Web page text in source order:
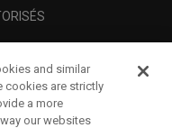
and similar
cookies are strictly
a more
our websites